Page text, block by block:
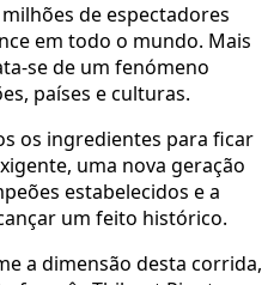
de espectadores
em todo o mundo. Mais
se de um fenómeno
países e culturas.
os ingredientes para ficar
uma nova geração
estabelecidos e a
um feito histórico.
a dimensão desta corrida,